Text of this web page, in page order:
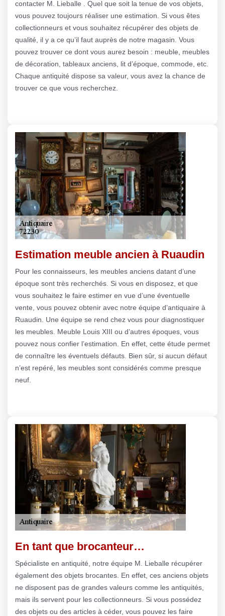
contacter M. Lieballe . Quel que soit la tenue de vos objets,
vous pouvez toujours réaliser une estimation. Si vous êtes
collectionneurs et vous souhaitez récupérer des objets de
qualité, il y a ce qu’il faut auprès de notre magasin. Vous
pouvez trouver ce dont vous aurez besoin : meuble, meubles
de décoration, tableaux anciens, lit d’époque, commode, etc.
Chaque antiquité dispose sa valeur, vous avez la chance de
trouver ce que vous recherchez.
Estimation meuble ancien à Ruaudin
Pour les connaisseurs, les meubles anciens datant d’une
époque sont très recherchés. Si vous en disposez, et que
vous souhaitez le faire estimer en vue d’une éventuelle
vente, vous pouvez obtenir avec notre équipe d’antiquaire à
Ruaudin. Une équipe se rend chez vous pour diagnostiquer
les meubles. Meuble Louis XIII ou d’autres époques, vous
pouvez nous confier l’estimation. En effet, cette étude permet
de connaître les éventuels défauts. Bien sûr, si aucun défaut
n’est repéré, les meubles sont considérés comme presque
neuf.
En tant que brocanteur…
Spécialiste en antiquité, notre équipe M. Lieballe récupérer
également des objets brocantes. En effet, ces anciens objets
ne disposent pas de grandes valeurs comme les antiquités,
mais ils servent pour les collectionneurs. Si vous possédez
des objets ou des articles à céder, vous pouvez les faire